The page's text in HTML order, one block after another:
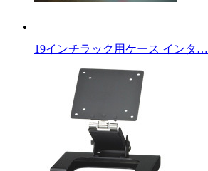
19インチラック用ケース インタ…